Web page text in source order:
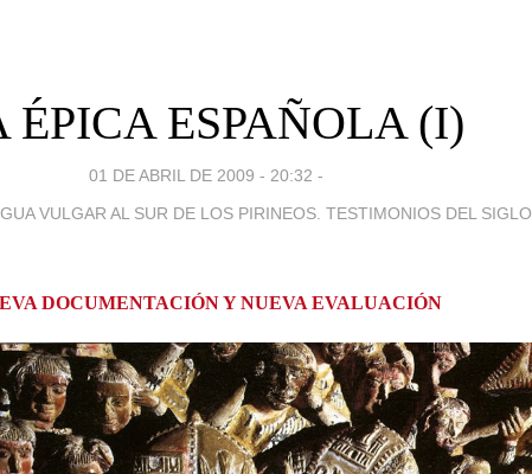
ÉPICA ESPAÑOLA (I)
01 DE ABRIL DE 2009 - 20:32 -
VULGAR AL SUR DE LOS PIRINEOS. TESTIMONIOS DEL
DOCUMENTACIÓN Y NUEVA EVALUACIÓN